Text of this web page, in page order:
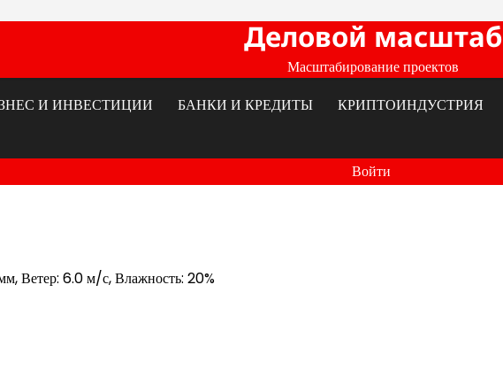
Деловой масштаб
Масштабирование проектов
И ИНВЕСТИЦИИ БАНКИ И КРЕДИТЫ КРИПТОИНДУСТРИЯ
Войти
Ветер: 6.0 м/с, Влажность: 20%